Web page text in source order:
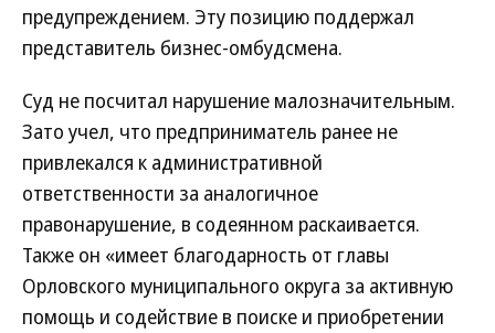
предупреждением. Эту позицию поддержал
представитель бизнес-омбудсмена.
Суд не посчитал нарушение малозначительным.
Зато учел, что предприниматель ранее не
привлекался к административной
ответственности за аналогичное
правонарушение, в содеянном раскаивается.
Также он «имеет благодарность от главы
Орловского муниципального округа за активную
помощь и содействие в поиске и приобретении